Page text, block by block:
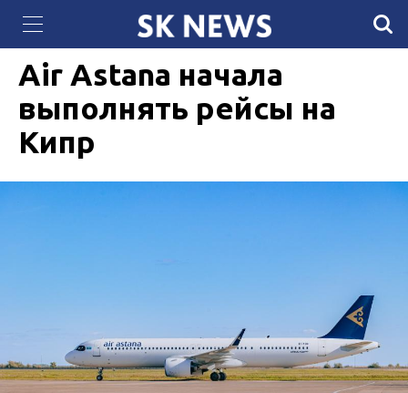
Губернатор штата Техас Грег Эбботт «объявил
войну» Байдену
04 ИЮНЯ 2026, 11:53 819
Air Astana начала
выполнять рейсы на
Кипр